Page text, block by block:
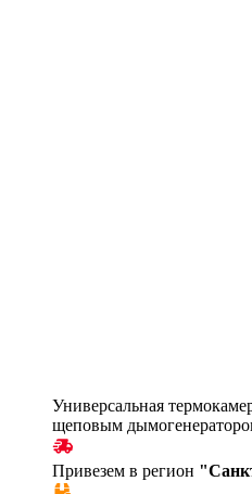
Универсальная
щеповым
Привезем в регион "